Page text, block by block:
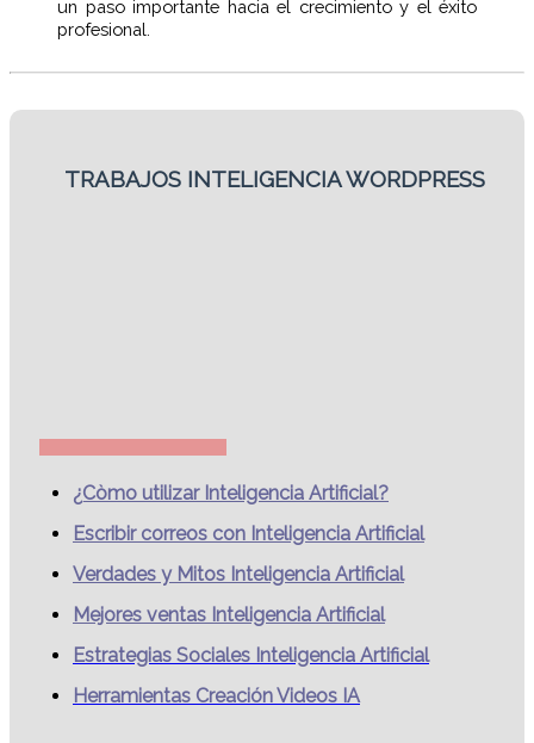
un paso importante hacia el crecimiento y el éxito
profesional.
TRABAJOS INTELIGENCIA WORDPRESS
¿Còmo utilizar Inteligencia Artificial?
Escribir correos con Inteligencia Artificial
Verdades y Mitos Inteligencia Artificial
Mejores ventas Inteligencia Artificial
Estrategias Sociales Inteligencia Artificial
Herramientas Creación Videos IA